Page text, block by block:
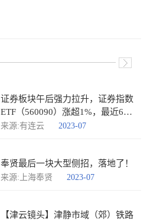
证券板块午后强力拉升，证券指数
ETF（560090）涨超1%，最近60
日吸金超10.78亿元！
来源:有连云 2023-07
奉贤最后一块大型侧招，落地了！
来源:上海奉贤 2023-07
【津云镜头】津静市域（郊）铁路